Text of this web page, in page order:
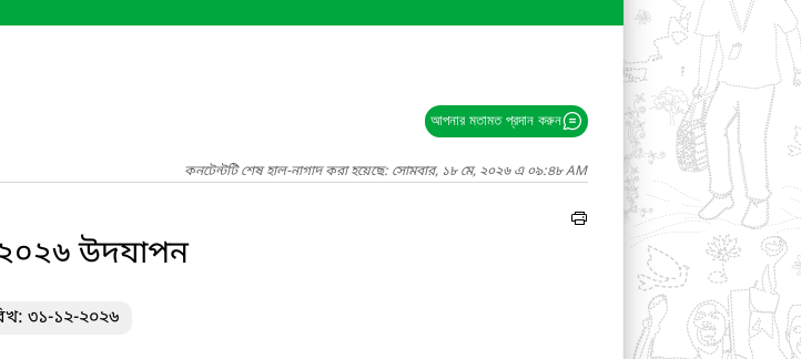
আপনার মতামত প্রদান করুন
কনটেন্টটি শেষ হাল-নাগাদ করা হয়েছে: সোমবার, ১৮ মে, ২০২৬ এ ০৯:৪৮ AM
২০২৬ উদযাপন
৩১-১২-২০২৬